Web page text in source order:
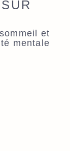
et
mentale